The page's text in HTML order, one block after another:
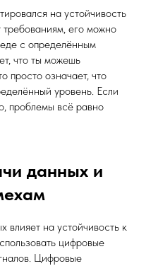
на устойчивость
требованиям, его можно
с определённым
что ты можешь
просто означает, что
уровень. Если
проблемы всё равно
данных и
влияет на устойчивость к
цифровые
Цифровые